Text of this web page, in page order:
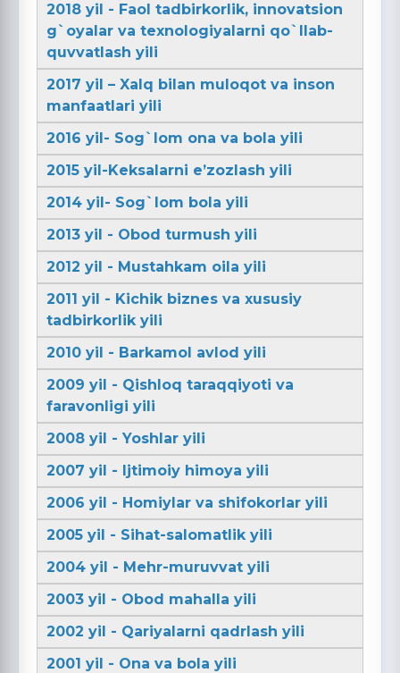
2018 yil - Faol tadbirkorlik, innovatsion
g`oyalar va texnologiyalarni qo`llab-
quvvatlash yili
2017 yil – Xalq bilan muloqot va inson
manfaatlari yili
2016 yil- Sog`lom ona va bola yili
2015 yil-Keksalarni e’zozlash yili
2014 yil- Sog`lom bola yili
2013 yil - Obod turmush yili
2012 yil - Mustahkam oila yili
2011 yil - Kichik biznes va xususiy
tadbirkorlik yili
2010 yil - Barkamol avlod yili
2009 yil - Qishloq taraqqiyoti va
faravonligi yili
2008 yil - Yoshlar yili
2007 yil - Ijtimoiy himoya yili
2006 yil - Homiylar va shifokorlar yili
2005 yil - Sihat-salomatlik yili
2004 yil - Mehr-muruvvat yili
2003 yil - Obod mahalla yili
2002 yil - Qariyalarni qadrlash yili
2001 yil - Ona va bola yili